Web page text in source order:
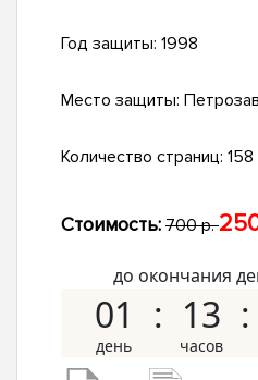
Год защиты: 1998
Место защиты:
Количество страниц: 158
Стоимость: 700 р.
до окончания
01 13